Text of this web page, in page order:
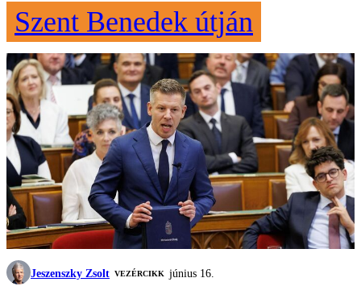
Szent Benedek útján
Jeszenszky Zsolt VEZÉRCIKK június 16.